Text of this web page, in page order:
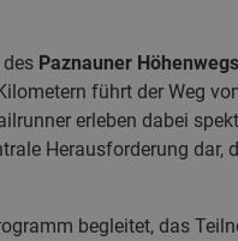
Paznauner Höhenwegs
führt der Weg
erleben dabei
Herausforderung dar,
begleitet, das